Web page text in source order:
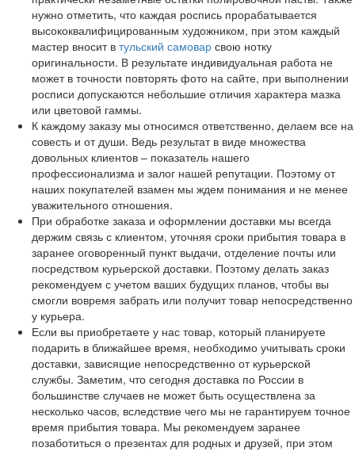
нужно отметить, что каждая роспись прорабатывается
высококвалифицированным художником, при этом каждый
мастер вносит в тульский самовар свою нотку
оригинальности. В результате индивидуальная работа не
может в точности повторять фото на сайте, при выполнении
росписи допускаются небольшие отличия характера мазка
или цветовой гаммы.
К каждому заказу мы относимся ответственно, делаем все на
совесть и от души. Ведь результат в виде множества
довольных клиентов – показатель нашего
профессионализма и залог нашей репутации. Поэтому от
наших покупателей взамен мы ждем понимания и не менее
уважительного отношения.
При обработке заказа и оформлении доставки мы всегда
держим связь с клиентом, уточняя сроки прибытия товара в
заранее оговоренный пункт выдачи, отделение почты или
посредством курьерской доставки. Поэтому делать заказ
рекомендуем с учетом ваших будущих планов, чтобы вы
смогли вовремя забрать или получит товар непосредственно
у курьера.
Если вы приобретаете у нас товар, который планируете
подарить в ближайшее время, необходимо учитывать сроки
доставки, зависящие непосредственно от курьерской
службы. Заметим, что сегодня доставка по России в
большинстве случаев не может быть осуществлена за
несколько часов, вследствие чего мы не гарантируем точное
время прибытия товара. Мы рекомендуем заранее
позаботиться о презентах для родных и друзей, при этом